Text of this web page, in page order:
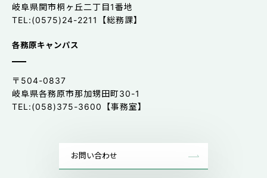
岐阜県関市桐ヶ丘二丁目1番地
TEL:(0575)24-2211【総務課】
各務原キャンパス
〒504-0837
岐阜県各務原市那加甥田町30-1
TEL:(058)375-3600【事務室】
お問い合わせ